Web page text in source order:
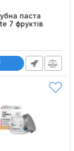
паста
7 фруктів